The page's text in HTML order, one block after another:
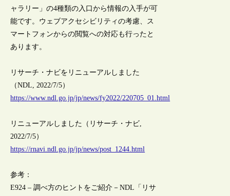
ャラリー」の4種類の入口から情報の入手が可
能です。ウェブアクセシビリティの考慮、ス
マートフォンからの閲覧への対応も行ったと
あります。
リサーチ・ナビをリニューアルしました
（NDL, 2022/7/5）
https://www.ndl.go.jp/jp/news/fy2022/220705_01.html
リニューアルしました（リサーチ・ナビ,
2022/7/5）
https://rnavi.ndl.go.jp/jp/news/post_1244.html
参考：
E924 – 調べ方のヒントをご紹介－NDL「リサ